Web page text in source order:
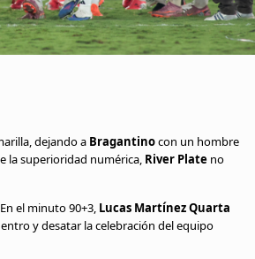
dejando a Bragantinocon un hombre
la superioridad numérica, River Plate no
el minuto 90+3, Lucas Martínez Quarta
y desatar la celebración del equipo